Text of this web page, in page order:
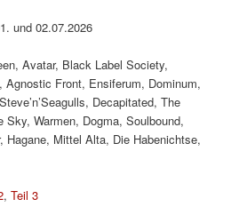
und 02.07.2026
Avatar, Black Label Society,
Agnostic Front, Ensiferum, Dominum,
Decapitated, The
Sky, Warmen, Dogma, Soulbound,
Hagane, Mittel Alta, Die Habenichtse,
,Teil 3